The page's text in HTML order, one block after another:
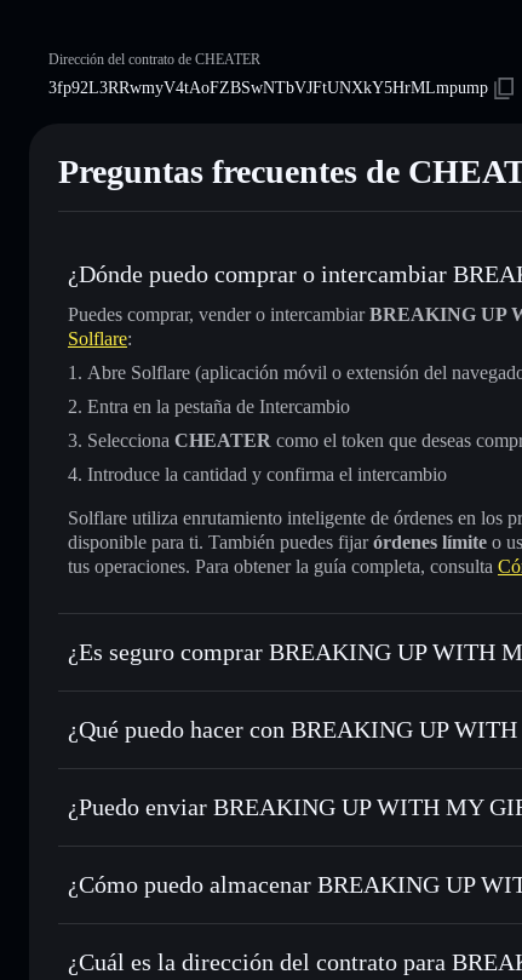
Dirección del contrato de CHEATER
3fp92L3RRwmyV4tAoFZBSwNTbVJFtUNXkY5HrMLmpump
Preguntas frecuentes de
¿Dónde puedo comprar o intercambiar
Puedes comprar, vender o intercambiarBREAKING UP
Solflare:
Abre Solflare (aplicación móvil o extensión del
Entra en la pestaña de Intercambio
Selecciona CHEATER como el token que deseas
Introduce la cantidad y confirma el intercambio
Solflare utiliza enrutamiento inteligente de órdenes en los
disponible para ti. También puedes fijarórdenes límite o
tus operaciones. Para obtener la guía completa, consulta
¿Es seguro comprar BREAKING UP WITH
BREAKING UP WITH MY GIRLFRIEND no está
¿Qué puedo hacer con BREAKING UP
BREAKING UP WITH MY GIRLFRIEND
Intercambiar al instante: operar con CHEATER para
Utilizar DCA: promedio de coste en dólares en
Enviar de forma privada: transferir CHEATER sin
privacidad integrado de Solflare
¿Puedo enviar BREAKING UP WITH MY
agregador de privacidad
GIRLFRIEND
¿Cómo puedo almacenar BREAKING UP
BREAKING UP
Solflare
¿Cuál es la dirección del contrato para